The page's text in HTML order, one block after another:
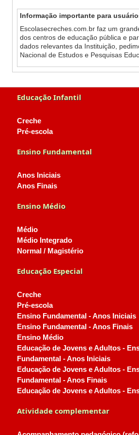
Informação importante para
Escolasecreches.com.br faz um
dos centros de educação pública e
dados relevantes da Instituição,
Nacional de Estudos e Pesquisas
Educação Infantil
Creche
Pré-escola
Ensino Fundamental
Anos Iniciais
Anos Finais
Ensino Médio
Médio
Médio Integrado
Normal / Magistério
Educação Especial
Creche
Pré-escola
Ensino Fundamental - Anos Iniciais
Ensino Fundamental - Anos Finais
Ensino Médio
Educação de Jovens e Adultos -
Fundamental - Anos Iniciais
Educação de Jovens e Adultos -
Fundamental - Anos Finais
Educação de Jovens e Adultos -
Atividade complementar